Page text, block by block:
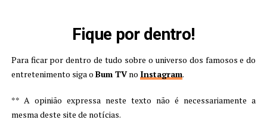
Fique por dentro!
Para ficar por dentro de tudo sobre o universo dos famosos e do
entretenimento siga o Bum TVno Instagram.
** A opinião expressa neste texto não é necessariamente a
mesma deste site de notícias.